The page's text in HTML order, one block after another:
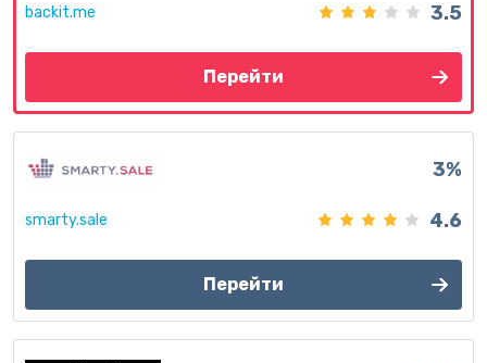
backit.me 3.5
Перейти
smarty.sale
3%
4.6
Перейти